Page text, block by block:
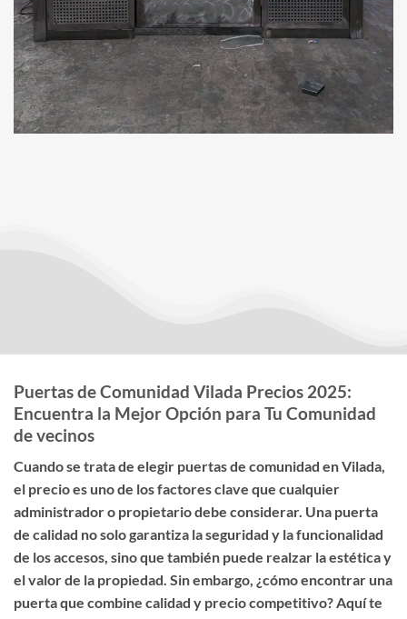
Puertas de Comunidad Vilada Precios 2025:
Encuentra la Mejor Opción para Tu Comunidad
de vecinos
Cuando se trata de elegir puertas de comunidad en Vilada,
el precioes uno de los factores clave que cualquier
administrador o propietario debe considerar. Una puerta
de calidad no solo garantiza la seguridad y la funcionalidad
de los accesos, sino que también puede realzar la estética y
el valor de la propiedad. Sin embargo, ¿cómo encontrar una
puerta que combine calidad y precio competitivo? Aquí te